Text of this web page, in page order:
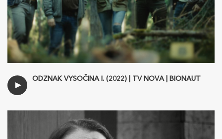
ODZNAK VYSOČINA I. (2022) | TV NOVA | BIONAUT